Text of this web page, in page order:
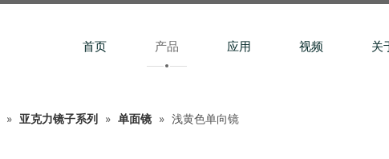
首页 产品 应用 视频 关
» 亚克力镜子系列 » 单面镜 » 浅黄色单向镜